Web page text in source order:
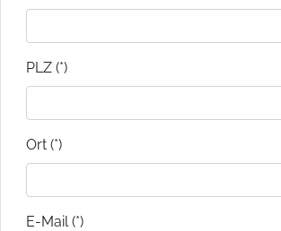
PLZ (*)
Ort (*)
E-Mail (*)